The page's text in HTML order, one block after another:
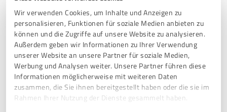
Wir verwenden Cookies, um Inhalte und Anzeigen zu
personalisieren, Funktionen für soziale Medien anbieten zu
können und die Zugriffe auf unsere Website zu analysieren.
Außerdem geben wir Informationen zu Ihrer Verwendung
unserer Website an unsere Partner für soziale Medien,
Werbung und Analysen weiter. Unsere Partner führen diese
Informationen möglicherweise mit weiteren Daten
zusammen, die Sie ihnen bereitgestellt haben oder die sie im
Rahmen Ihrer Nutzung der Dienste gesammelt haben.
Krematorium . Dort waren die Mitarbeiter genauso nett
und auch alles recht knifflig super kommen gerne wieder.
Können wir nur weiter empfehlen
Erfahrungsbericht & Bewertung zu:
EXITROOM GmbH
02.11.2019 Susanne S.